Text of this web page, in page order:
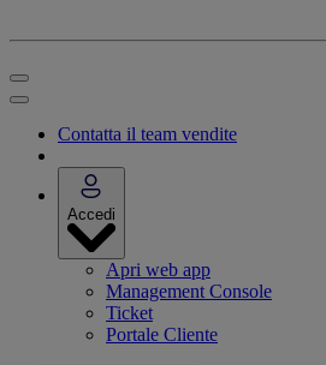
Contatta il team vendite
Accedi
Apri web app
Management Console
Ticket
Portale Cliente